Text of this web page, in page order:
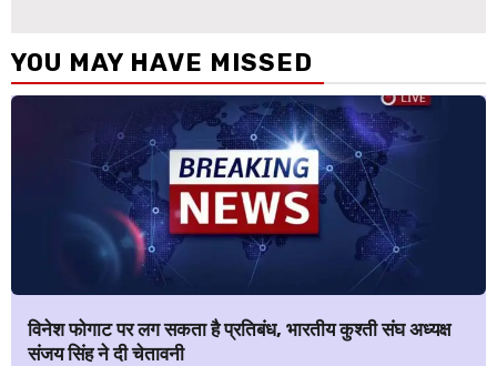
YOU MAY HAVE MISSED
विनेश फोगाट पर लग सकता है प्रतिबंध, भारतीय कुश्ती संघ अध्यक्ष
संजय सिंह ने दी चेतावनी